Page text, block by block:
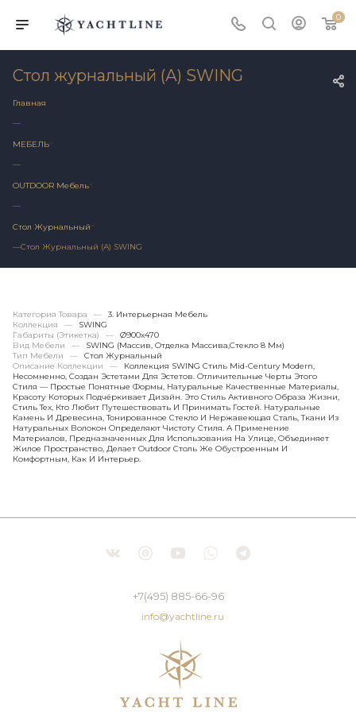
0
Стол журнальный (А) SWING
Главная
—
МЕБЕЛЬ
—
OUTDOOR Мебель
—
Стол Журнальный
—Стол Журнальный (А) SWING
Категория Товара —
3. Интерьерная Мебель
Коллекция
—
SWING
Габариты (этикетка)
—
Ø900х470
Вид Мебели
—
SWING (массив, Отделка Массива,стекло 8 Мм)
Тип Мебели
—
Стол Журнальный
Описание Коллекции
—
Коллекция SWING Стиль Mid-Century Modern,
Несомненно, Создан Эстетами Для Эстетов. Отличительные Черты Этого
Стиля — Простые Понятные Формы, Натуральные Качественные Материалы,
Красоту Которых Подчёркивает Дизайн. Это Стиль Активного Образа Жизни,
Стиль Тех, Кто Любит Путешествовать И Принимать Гостей. Натуральные
Камень И Древесина, Тонированное Стекло И Нержавеющая Сталь, Ткани Из
Натуральных Волокон Определяют Чистоту Стиля. А Применение
Материалов, Предназначенных Для Использования На Улице, Объединяет
Жилое Пространство, Делает Outdoor Столь Же Обустроенным И
Комфортным, Как И Интерьер.
+7(495) 885-66-96
info@yachtline.ru